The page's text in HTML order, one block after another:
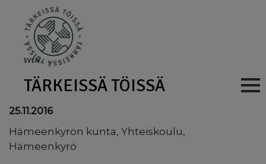
SVEN
TÄRKEISSÄ TÖISSÄ Main
25.11.2016
Hämeenkyrön kunta, Yhteiskoulu,
Hämeenkyrö